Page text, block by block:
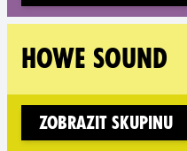
HOWE SOUND
Zobrazit skupinu